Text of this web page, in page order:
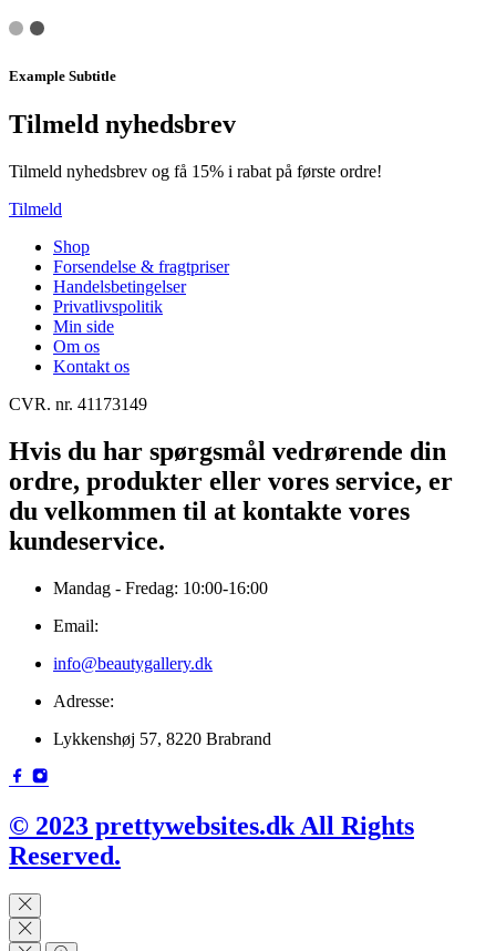
Example Subtitle
Tilmeld nyhedsbrev
Tilmeld nyhedsbrev og få 15% i rabat på første ordre!
Tilmeld
Shop
Forsendelse & fragtpriser
Handelsbetingelser
Privatlivspolitik
Min side
Om os
Kontakt os
CVR. nr. 41173149
Hvis du har spørgsmål vedrørende din
ordre, produkter eller vores service, er
du velkommen til at kontakte vores
kundeservice.
Mandag - Fredag: 10:00-16:00
Email:
info@beautygallery.dk
Adresse:
Lykkenshøj 57, 8220 Brabrand
© 2023 prettywebsites.dk All Rights
Reserved.